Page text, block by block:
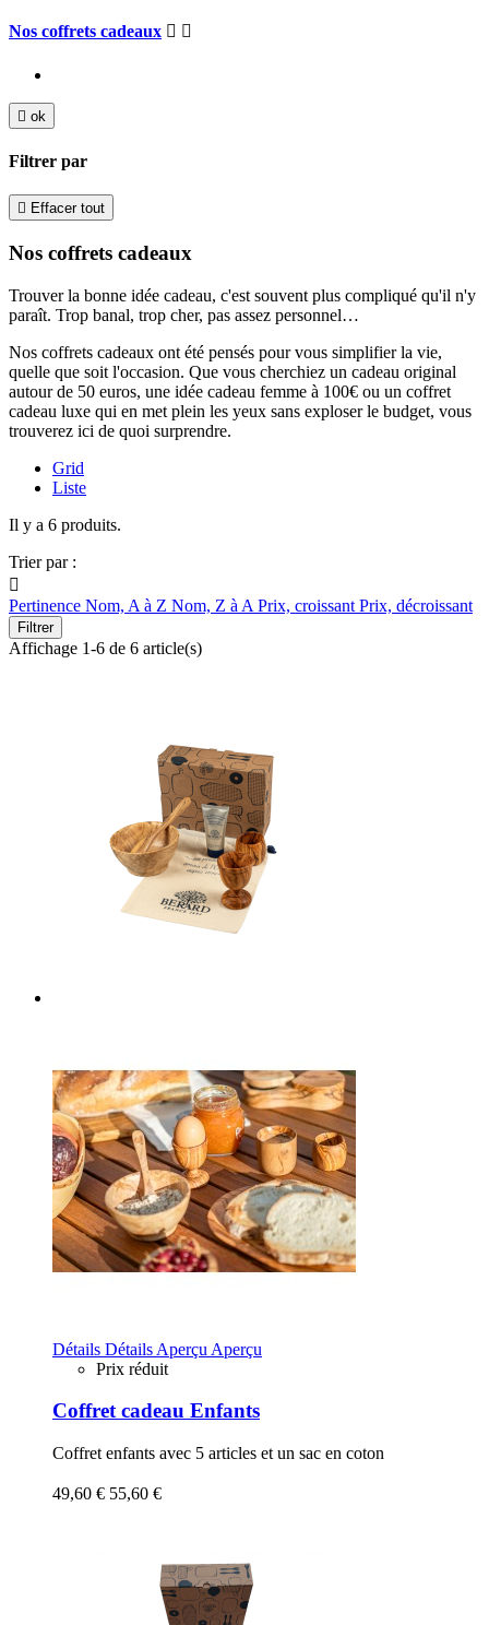
Nos coffrets cadeaux  
 ok
Filtrer par
 Effacer tout
Nos coffrets cadeaux
Trouver la bonne idée cadeau, c'est souvent plus compliqué qu'il n'y
paraît. Trop banal, trop cher, pas assez personnel…
Nos coffrets cadeaux ont été pensés pour vous simplifier la vie,
quelle que soit l'occasion. Que vous cherchiez un cadeau original
autour de 50 euros, une idée cadeau femme à 100€ ou un coffret
cadeau luxe qui en met plein les yeux sans exploser le budget, vous
trouverez ici de quoi surprendre.
Grid
Liste
Il y a 6 produits.
Trier par :

Pertinence Nom, A à Z Nom, Z à A Prix, croissant Prix, décroissant
Filtrer
Affichage 1-6 de 6 article(s)
Détails Détails Aperçu Aperçu
Prix réduit
Coffret cadeau Enfants
Coffret enfants avec 5 articles et un sac en coton
49,60 € 55,60 €